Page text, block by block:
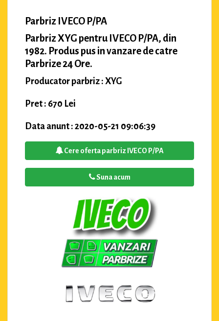
Parbriz IVECO P/PA
Parbriz XYG pentru IVECO P/PA, din
1982. Produs pus in vanzare de catre
Parbrize 24 Ore.
Producator parbriz : XYG
Pret : 670 Lei
Data anunt : 2020-05-21 09:06:39
Cere oferta parbriz IVECO P/PA
Suna acum